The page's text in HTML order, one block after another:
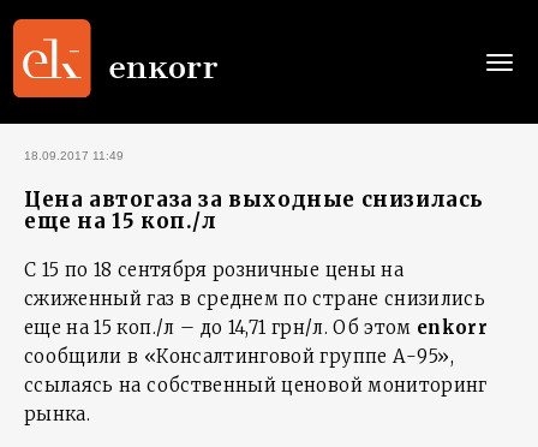
18.09.2017 11:49
Цена автогаза за выходные снизилась
еще на 15 коп./л
С 15 по 18 сентября розничные цены на
сжиженный газ в среднем по стране снизились
еще на 15 коп./л – до 14,71 грн/л. Об этом enkorr
сообщили в «Консалтинговой группе А-95»,
ссылаясь на собственный ценовой мониторинг
рынка.